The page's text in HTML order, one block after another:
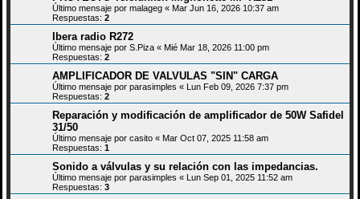
Último mensaje por malageg « Mar Jun 16, 2026 10:37 am
Respuestas: 2
Ibera radio R272
Último mensaje por S.Piza « Mié Mar 18, 2026 11:00 pm
Respuestas: 2
AMPLIFICADOR DE VALVULAS "SIN" CARGA
Último mensaje por parasimples « Lun Feb 09, 2026 7:37 pm
Respuestas: 2
Reparación y modificación de amplificador de 50W Safidel
31/50
Último mensaje por casito « Mar Oct 07, 2025 11:58 am
Respuestas: 1
Sonido a válvulas y su relación con las impedancias.
Último mensaje por parasimples « Lun Sep 01, 2025 11:52 am
Respuestas: 3